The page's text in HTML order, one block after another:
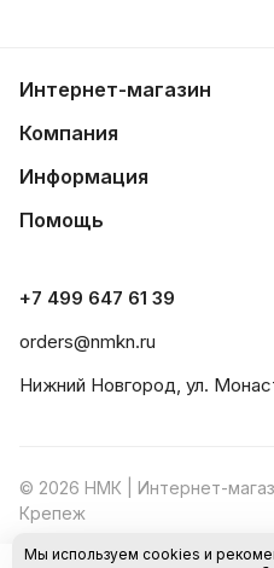
Интернет-магазин
Компания
Информация
Помощь
+7 499 647 61 39
orders@nmkn.ru
Нижний Новгород, ул.
© 2026 НМК | Интернет-
Крепеж
Мы используем cookies и